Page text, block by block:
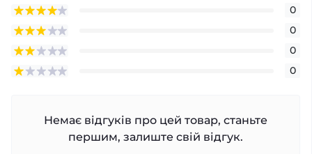
0
0
0
0
Немає відгуків про цей товар, станьте
першим, залиште свій відгук.